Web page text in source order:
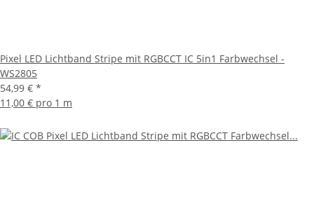
Pixel LED Lichtband Stripe mit RGBCCT IC 5in1 Farbwechsel -
WS2805
54,99 € *
11,00 € pro 1 m